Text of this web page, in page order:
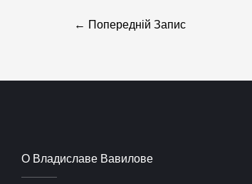
← Попередній Запис
О Владиславе Вавилове